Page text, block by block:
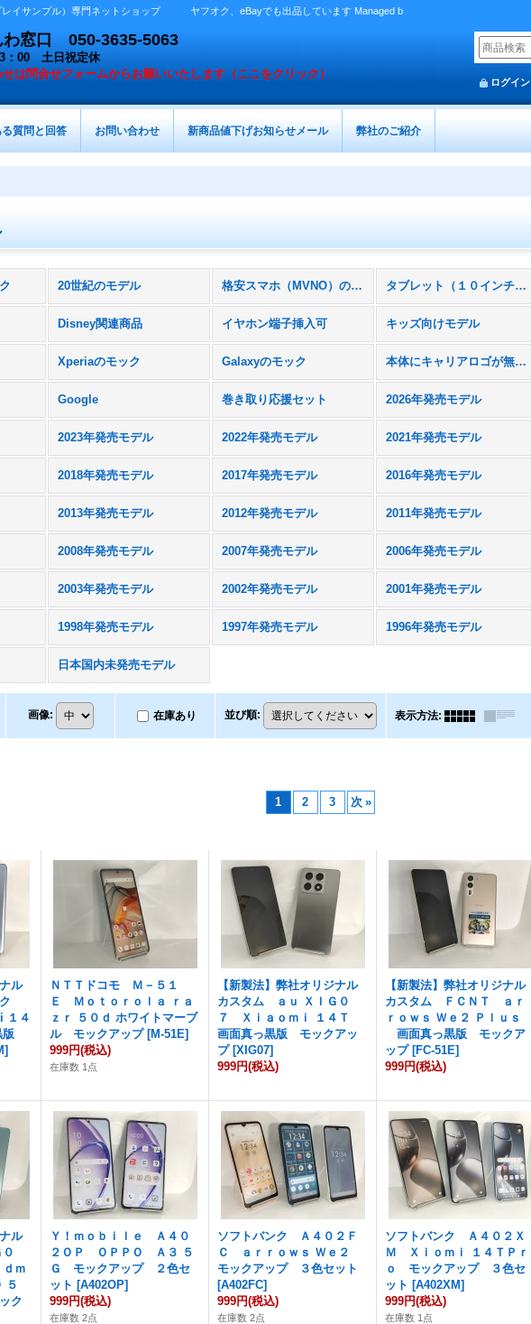
レイサンプル）専門ネットショップ ヤフオク、eBayでも出品しています Managed b
わ窓口 050-3635-5063
：00 土日祝定休
は問合せフォームからお願いいたします（ここをクリック）
ログイン
質問と回答 お問い合わせ 新商品値下げお知らせメール 弊社のご紹介
20世紀のモデル 格安スマホ（MVNO）のスマホ タブレット（１０インチクラス）
Disney関連商品 イヤホン端子挿入可 キッズ向けモデル
Xperiaのモック Galaxyのモック 本体にキャリアロゴが無いスマホモック
Google 巻き取り応援セット 2026年発売モデル
2023年発売モデル 2022年発売モデル 2021年発売モデル
2018年発売モデル 2017年発売モデル 2016年発売モデル
2013年発売モデル 2012年発売モデル 2011年発売モデル
2008年発売モデル 2007年発売モデル 2006年発売モデル
2003年発売モデル 2002年発売モデル 2001年発売モデル
1998年発売モデル 1997年発売モデル 1996年発売モデル
日本国内未発売モデル
画像: 在庫あり 並び順: 表示方法:
1 2 3 次 »
ル
ク
１４
版
]
ＮＴＴドコモ Ｍ－５１
Ｅ Ｍｏｔｏｒｏｌａ ｒａ
ｚｒ ５０ｄ ホワイトマーブ
ル モックアップ [M-51E]
999円(税込)
在庫数 1点
【新製法】弊社オリジナル
カスタム ａｕ ＸＩＧ０
７ Ｘｉａｏｍｉ １４Ｔ
画面真っ黒版 モックアッ
プ [XIG07]
999円(税込)
【新製法】弊社オリジナル
カスタム ＦＣＮＴ ａｒ
ｒｏｗｓ Ｗｅ２ Ｐｌｕｓ
画面真っ黒版 モックア
ップ [FC-51E]
999円(税込)
ル
ｍ
５
ク
Ｙ！ｍｏｂｉｌｅ Ａ４０
２ＯＰ ＯＰＰＯ Ａ３ ５
Ｇ モックアップ ２色セ
ット [A402OP]
999円(税込)
在庫数 2点
ソフトバンク Ａ４０２Ｆ
Ｃ ａｒｒｏｗｓ Ｗｅ２
モックアップ ３色セット
[A402FC]
999円(税込)
在庫数 2点
ソフトバンク Ａ４０２Ｘ
Ｍ Ｘｉｏｍｉ １４ＴＰｒ
ｏ モックアップ ３色セ
ット [A402XM]
999円(税込)
在庫数 1点